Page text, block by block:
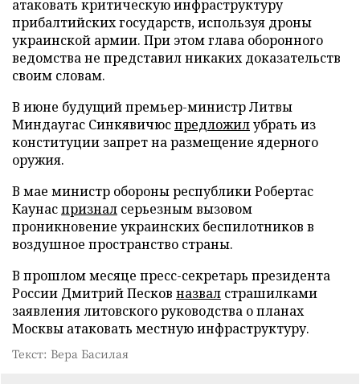
атаковать критическую инфраструктуру
прибалтийских государств, используя дроны
украинской армии. При этом глава оборонного
ведомства не представил никаких доказательств
своим словам.
В июне будущий премьер-министр Литвы
Миндаугас Синкявичюспредложилубрать из
конституции запрет на размещение ядерного
оружия.
В мае министр обороны республики Робертас
Каунаспризнал серьезным вызовом
проникновение украинских беспилотников в
воздушное пространство страны.
В прошлом месяце пресс-секретарь президента
России Дмитрий Песков назвал страшилками
заявления литовского руководства о планах
Москвы атаковать местную инфраструктуру.
Текст: Вера Басилая